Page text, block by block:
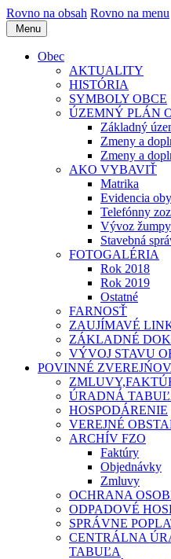
Rovno na obsah Rovno na menu
Menu
Obec
AKTUALITY
HISTÓRIA
SYMBOLY OBCE
ÚZEMNÝ PLÁN
Základný
Zmeny a
Zmeny a
AKO VYBAVIŤ
Matrika
Evidencia
Telefónny
Vývoz žumpy
Stavebná
FOTOGALÉRIA
Rok 2018
Rok 2019
Ostatné
FARNOSŤ
ZAUJÍMAVÉ
ZÁKLADNÉ
VÝVOJ STAVU
POVINNÉ
ÚRADNÁ
HOSPODÁRENIE
VEREJNÉ
ARCHÍV FZO
Faktúry
Objednávky
Zmluvy
OCHRANA
ODPADOVÉ
SPRÁVNE
CENTRÁLNA
TABUĽA